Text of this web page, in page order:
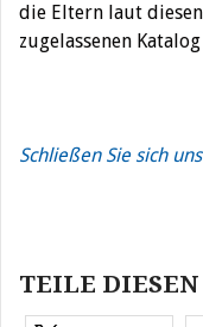
die Eltern laut
zugelassenen
Schließen Sie sich
TEILE